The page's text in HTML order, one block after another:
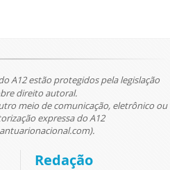
A12 estão protegidos pela legislação
direito autoral.
meio de comunicação, eletrônico ou
expressa do A12
Redação